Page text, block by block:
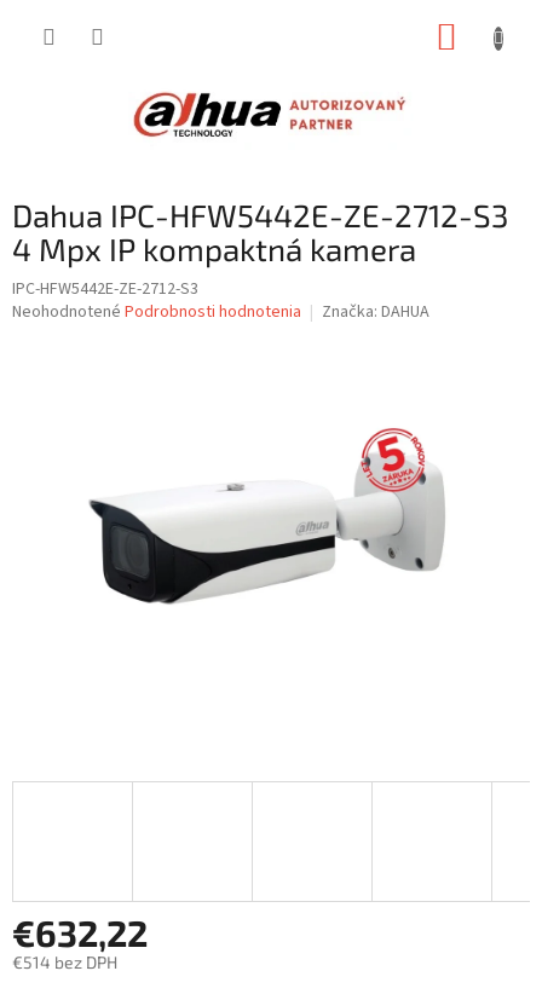
Dahua IPC-HFW5442E-ZE-2712-S3
4 Mpx IP kompaktná kamera
IPC-HFW5442E-ZE-2712-S3
Priemerné
Neohodnotené Podrobnosti hodnotenia Značka: DAHUA
€632,22
€514 bez DPH